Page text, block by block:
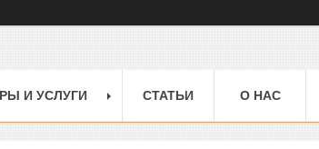
И УСЛУГИ СТАТЬИ О НАС